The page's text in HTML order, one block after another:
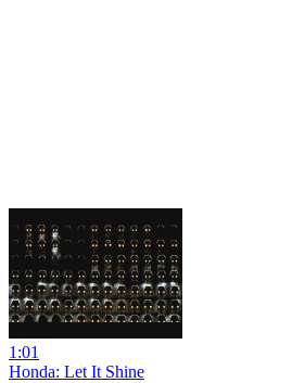
1:01
Honda: Let It Shine